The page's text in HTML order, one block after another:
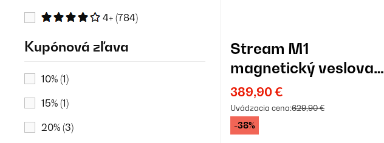
4+ (784)
Kupónová zľava
10% (1)
15% (1)
20% (3)
Stream M1
magnetický veslovací
trenažér
389,90 €
Uvádzacia cena:629,90 €
-38%